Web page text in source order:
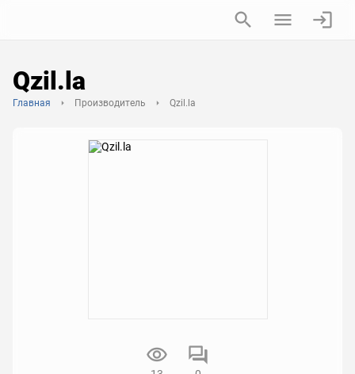
Qzil.la
Главная Производитель Qzil.la